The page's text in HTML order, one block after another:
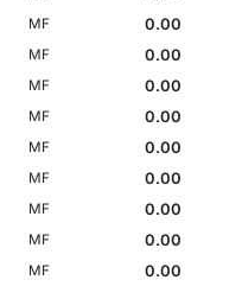
MF
0.00
MF
0.00
MF
0.00
MF
0.00
MF
0.00
MF
0.00
MF
0.00
MF
0.00
MF 0.00